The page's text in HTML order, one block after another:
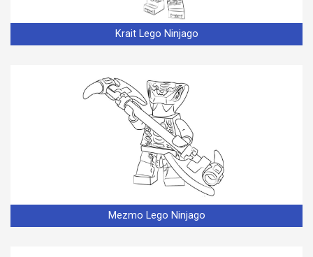
Krait Lego Ninjago
Mezmo Lego Ninjago